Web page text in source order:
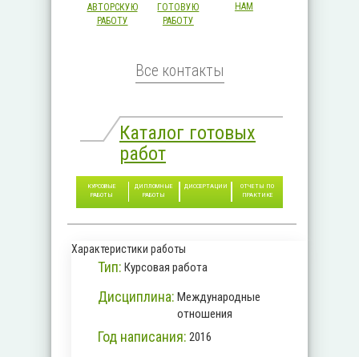
АВТОРСКУЮ
РАБОТУ
ГОТОВУЮ
РАБОТУ
НАМ
Все контакты
Каталог готовых
работ
КУРСОВЫЕ
РАБОТЫ
ДИПЛОМНЫЕ
РАБОТЫ
ДИССЕРТАЦИИ
ОТЧЕТЫ ПО
ПРАКТИКЕ
Характеристики работы
Тип: Курсовая работа
Дисциплина: Международные
отношения
Год написания: 2016